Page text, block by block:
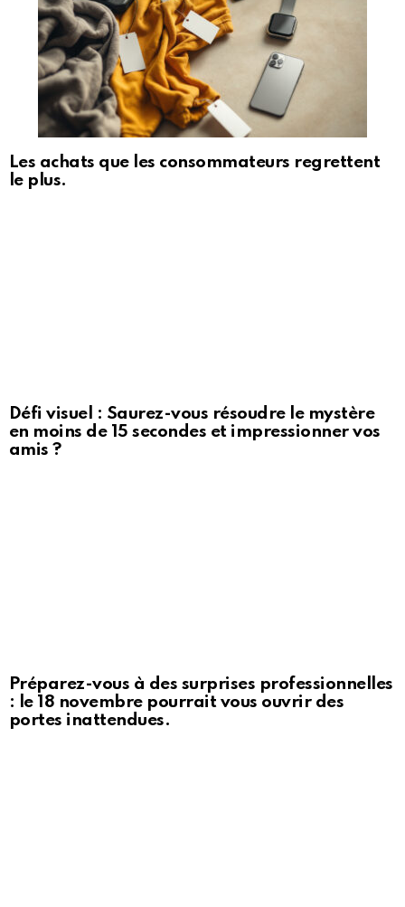
Les achats que les consommateurs regrettent
le plus.
Défi visuel : Saurez-vous résoudre le mystère
en moins de 15 secondes et impressionner vos
amis ?
Préparez-vous à des surprises professionnelles
: le 18 novembre pourrait vous ouvrir des
portes inattendues.